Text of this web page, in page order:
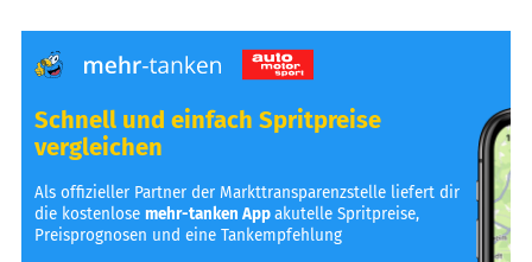
Schnell und einfach Spritpreise
vergleichen
Als offizieller Partner der Markttransparenzstelle liefert dir
die kostenlosemehr-tanken Appakutelle Spritpreise,
Preisprognosen und eine Tankempfehlung